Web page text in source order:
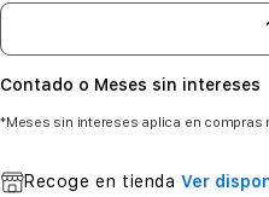
Contado o Meses sin intereses
*Meses sin intereses aplica en
Recoge en tienda Ver